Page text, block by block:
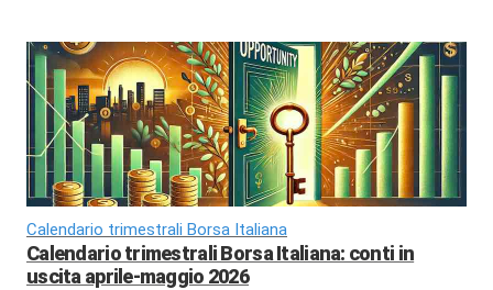
Calendario trimestrali Borsa Italiana
Calendario trimestrali Borsa Italiana: conti in
uscita aprile-maggio 2026